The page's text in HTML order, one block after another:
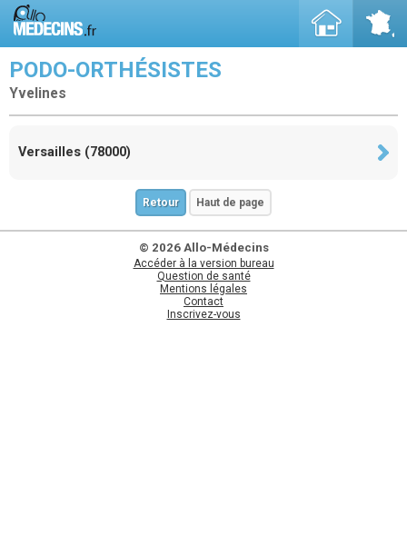
PODO-ORTHÉSISTES
Yvelines
Versailles (78000)
Retour Haut de page
© 2026 Allo-Médecins
Accéder à la version bureau
Question de santé
Mentions légales
Contact
Inscrivez-vous